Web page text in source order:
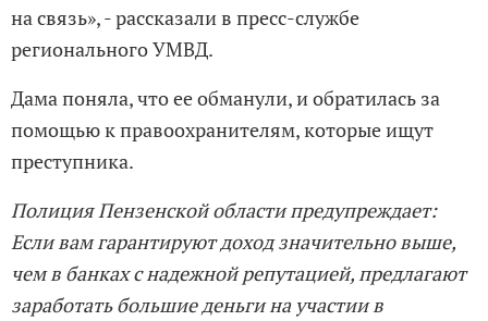
на связь», - рассказали в пресс-службе
регионального УМВД.
Дама поняла, что ее обманули, и обратилась за
помощью к правоохранителям, которые ищут
преступника.
Полиция Пензенской области предупреждает:
Если вам гарантируют доход значительно выше,
чем в банках с надежной репутацией, предлагают
заработать большие деньги на участии в